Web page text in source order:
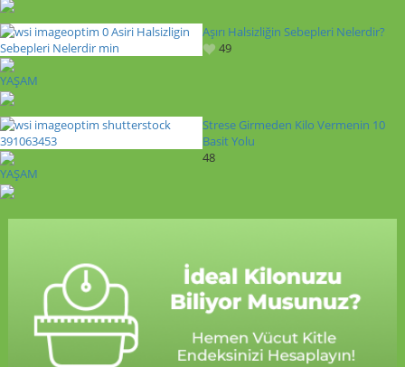
YAŞAM
Aşırı Halsizliğin Sebepleri Nelerdir?
49
YAŞAM
Strese Girmeden Kilo Vermenin 10
Basit Yolu
48